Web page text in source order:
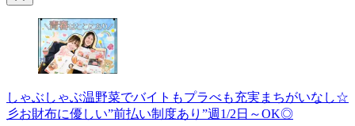
しゃぶしゃぶ温野菜でバイトもプラべも充実まちがいなし☆
彡お財布に優しい”前払い制度あり”週1/2日～OK◎